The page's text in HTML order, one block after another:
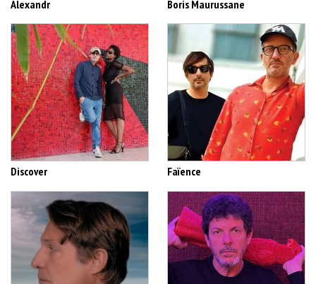
Alexandr Boris Maurussane
Discover Faïence